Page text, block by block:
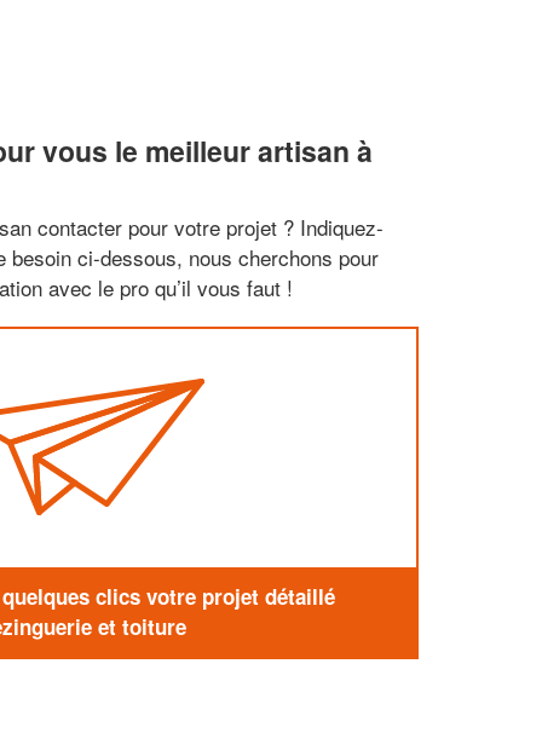
vous le meilleur artisan à
contacter pour votre projet ? Indiquez-
besoin ci-dessous, nous cherchons pour
avec le pro qu’il vous faut !
clics votre projet détaillé
et toiture